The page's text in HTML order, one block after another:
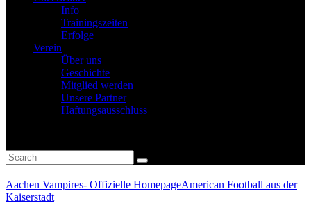
Info
Trainingszeiten
Erfolge
Verein
Über uns
Geschichte
Mitglied werden
Unsere Partner
Haftungsausschluss
Aachen Vampires- Offizielle HomepageAmerican Football aus der
Kaiserstadt